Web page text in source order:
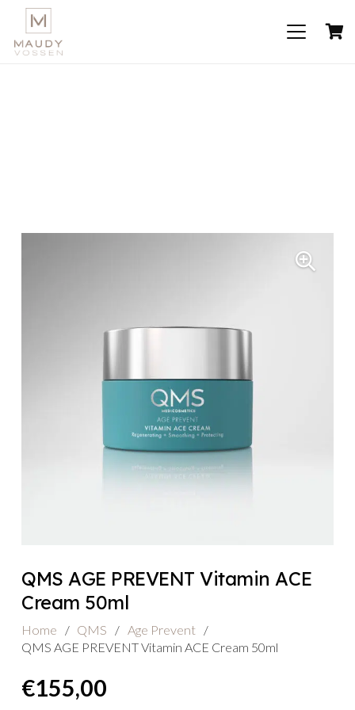
QMS AGE PREVENT Vitamin ACE
Cream 50ml
Home / QMS / Age Prevent /
QMS AGE PREVENT Vitamin ACE Cream 50ml
€155,00